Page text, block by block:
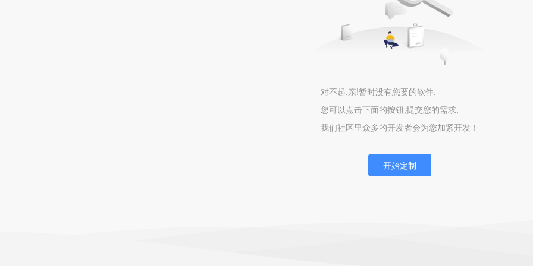
对不起,亲!暂时没有您要的软件,
您可以点击下面的按钮,提交您的需求,
我们社区里众多的开发者会为您加紧开发！
开始定制